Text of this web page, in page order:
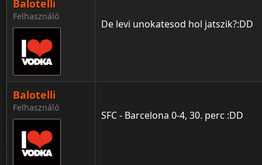
Balotelli
Felhasználó
De levi unokatesod hol jatszik?:DD
Balotelli
Felhasználó
SFC - Barcelona 0-4, 30. perc :DD